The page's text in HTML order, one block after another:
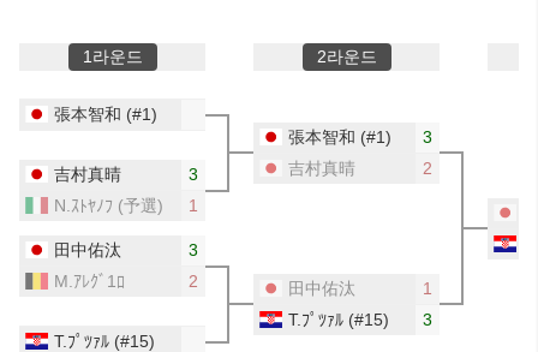
1라운드 2라운드
張本智和 (#1)
吉村真晴
3
N.ｽﾄﾔﾉﾌ (予選) 1
田中佑汰
3
M.ｱﾚｸﾞ1ﾛ
2
T.ﾌﾟﾂｧﾙ(#15)
張本智和 (#1)
3
吉村真晴
2
田中佑汰
1
T.ﾌﾟﾂｧﾙ(#15) 3